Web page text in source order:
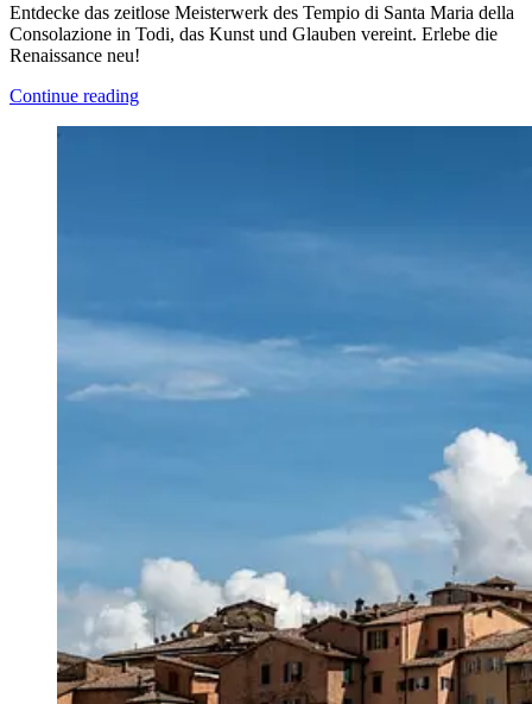
Entdecke das zeitlose Meisterwerk des Tempio di Santa Maria della
Consolazione in Todi, das Kunst und Glauben vereint. Erlebe die
Renaissance neu!
Continue reading